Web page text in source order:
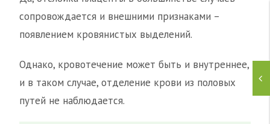
сопровождается и внешними признаками –
появлением кровянистых выделений.
Однако, кровотечение может быть и внутреннее,
и в таком случае, отделение крови из половых
путей не наблюдается.